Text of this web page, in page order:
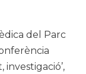
del Parc
investigació’,